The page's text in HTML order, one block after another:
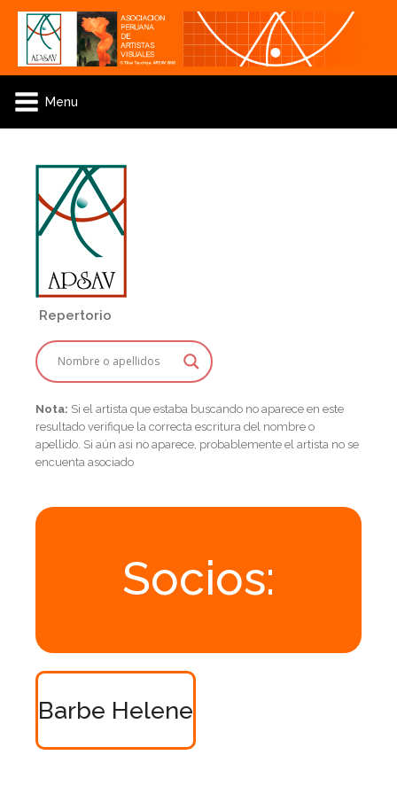
Menu
Repertorio
Nota: Si el artista que estaba buscando no aparece en este
resultado verifique la correcta escritura del nombre o
apellido. Si aún asi no aparece, probablemente el artista no se
encuenta asociado
Socios:
Barbe Helene